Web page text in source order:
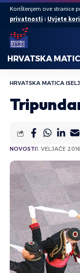
Korištenjem ove stranice
privatnosti i Uvjete
HRVATSKA
HRVATSKA MATICA
NOVOSTI1. VELJAČE